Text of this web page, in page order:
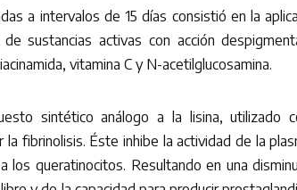
a intervalos de 15 días consistió en la
sustancias activas con acción
vitamina C y N-acetilglucosamina.
sintético análogo a la lisina, utilizado
fibrinolisis. Éste inhibe la actividad de la
los queratinocitos. Resultando en una